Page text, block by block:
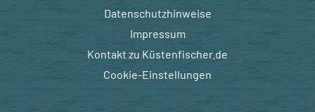
Datenschutzhinweise
Impressum
Kontakt zu Küstenfischer.de
Cookie-Einstellungen